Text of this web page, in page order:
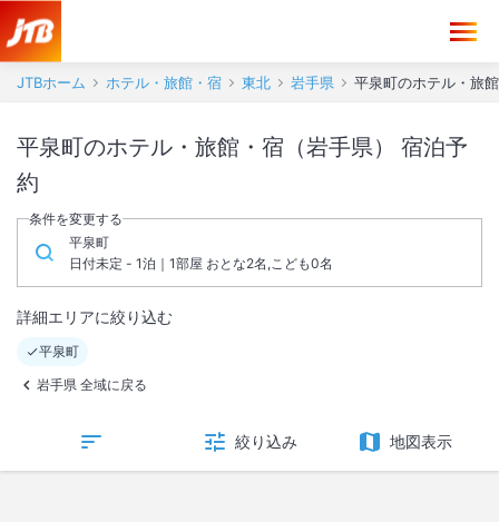
JTBホーム ホテル・旅館・宿 東北 岩手県 平泉町のホテル・旅
平泉町のホテル・旅館・宿（岩手県） 宿泊予
約
条件を変更する
平泉町
日付未定 - 1泊｜1部屋 おとな2名,こども0名
詳細エリアに絞り込む
平泉町
岩手県 全域に戻る
絞り込み 地図表示